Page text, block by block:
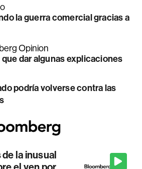
la guerra comercial gracias a
Opinion
dar algunas explicaciones
podría volverse contra las
la inusual